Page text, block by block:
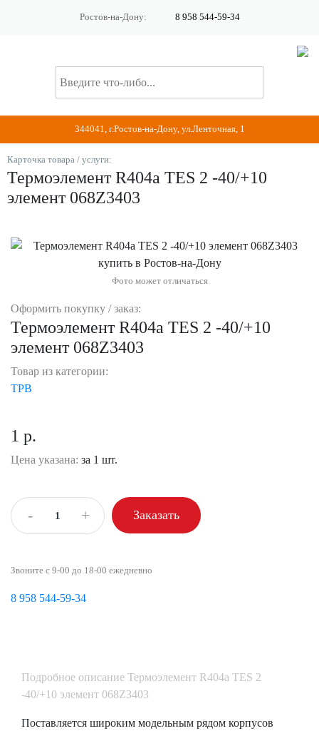
Ростов-на-Дону: 8 958 544-59-34
344041, г.Ростов-на-Дону, ул.Ленточная, 1
Карточка товара / услуги:
Термоэлемент R404a TES 2 -40/+10
элемент 068Z3403
Фото может отличаться
Оформить покупку / заказ:
Термоэлемент R404a TES 2 -40/+10
элемент 068Z3403
Товар из категории:
ТРВ
1 р.
Цена указана: за 1 шт.
- + Заказать
Звоните с 9-00 до 18-00 ежедневно
8 958 544-59-34
Подробное описание Термоэлемент R404a TES 2
-40/+10 элемент 068Z3403
Поставляется широким модельным рядом корпусов